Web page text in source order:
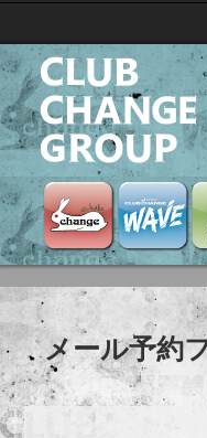
Club Change
メール予約